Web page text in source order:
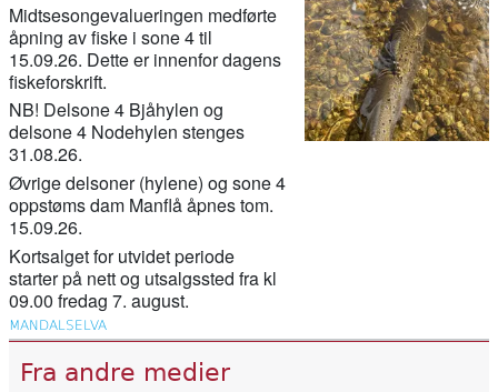
Midtsesongevalueringen medførte
åpning av fiske i sone 4 til
15.09.26. Dette er innenfor dagens
fiskeforskrift.
NB! Delsone 4 Bjåhylen og
delsone 4 Nodehylen stenges
31.08.26.
Øvrige delsoner (hylene) og sone 4
oppstøms dam Manflå åpnes tom.
15.09.26.
Kortsalget for utvidet periode
starter på nett og utsalgssted fra kl
09.00 fredag 7. august.
MANDALSELVA
Fra andre medier
27. februar 2026
Her ser du hvor mye laks og sjøørret
det er i elvene våre
11. februar 2026
Nu starter genskabelsen af Gudenåen
ved Vestbirksøerne
11. februar 2026
Canada stengde 47 lakseoppdrett – då
kom villaksen tilbake